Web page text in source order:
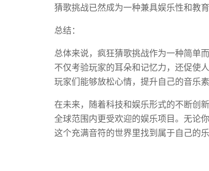
猜歌挑战已然成为一种兼具娱乐性和教育
总结：
总体来说，疯狂猜歌挑战作为一种简单
不仅考验玩家的耳朵和记忆力，还促使
玩家们能够放松心情，提升自己的音乐
在未来，随着科技和娱乐形式的不断创
全球范围内更受欢迎的娱乐项目。无论
这个充满音符的世界里找到属于自己的乐